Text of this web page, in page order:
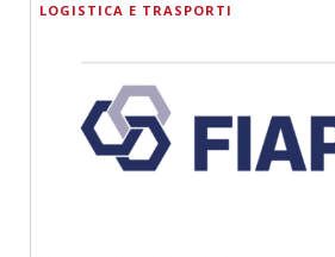
LOGISTICA E TRASPORTI